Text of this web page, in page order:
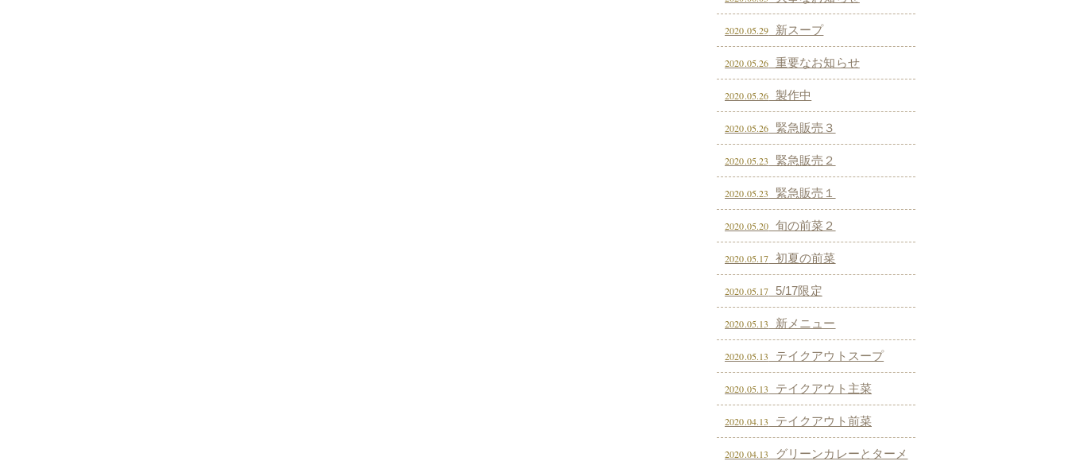
2020.05.29 新スープ
2020.05.26 重要なお知らせ
2020.05.26 製作中
2020.05.26 緊急販売３
2020.05.23 緊急販売２
2020.05.23 緊急販売１
2020.05.20 旬の前菜２
2020.05.17 初夏の前菜
2020.05.17 5/17限定
2020.05.13 新メニュー
2020.05.13 テイクアウトスープ
2020.05.13 テイクアウト主菜
2020.04.13 テイクアウト前菜
2020.04.13 グリーンカレーとターメ